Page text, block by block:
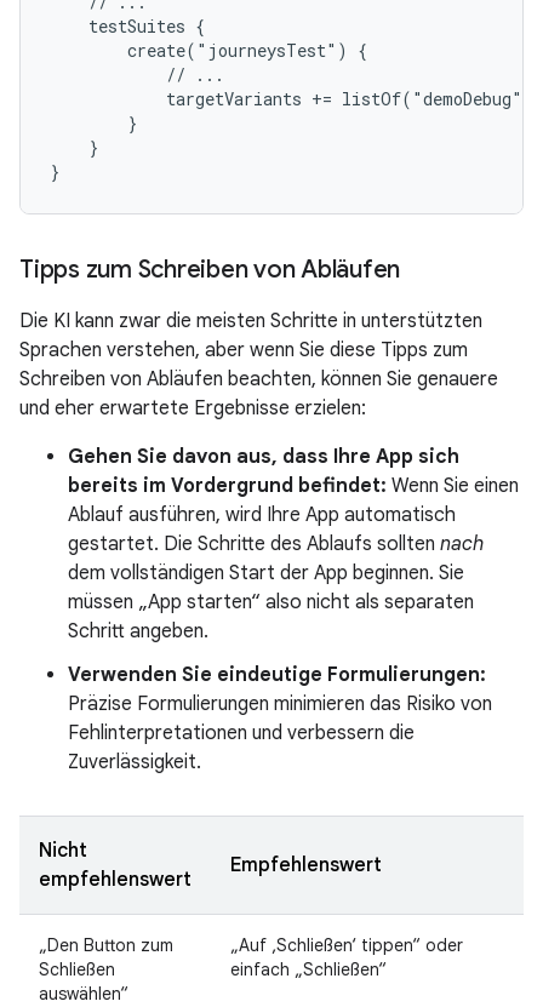
    testSuites {
        create("journeysTest") {
            // ...
            targetVariants += listOf("demoDebug")
        }
    }
Tipps zum Schreiben von Abläufen
Die KI kann zwar die meisten Schritte in unterstützten
Sprachen verstehen, aber wenn Sie diese Tipps zum
Schreiben von Abläufen beachten, können Sie genauere
und eher erwartete Ergebnisse erzielen:
Gehen Sie davon aus, dass Ihre App sich
bereits im Vordergrund befindet: Wenn Sie einen
Ablauf ausführen, wird Ihre App automatisch
gestartet. Die Schritte des Ablaufs sollten nach
dem vollständigen Start der App beginnen. Sie
müssen „App starten“ also nicht als separaten
Schritt angeben.
Verwenden Sie eindeutige Formulierungen:
Präzise Formulierungen minimieren das Risiko von
Fehlinterpretationen und verbessern die
Zuverlässigkeit.
Nicht
empfehlenswert
Empfehlenswert
„Den Button zum
Schließen
auswählen“
„Auf ‚Schließen‘ tippen“ oder
einfach „Schließen“